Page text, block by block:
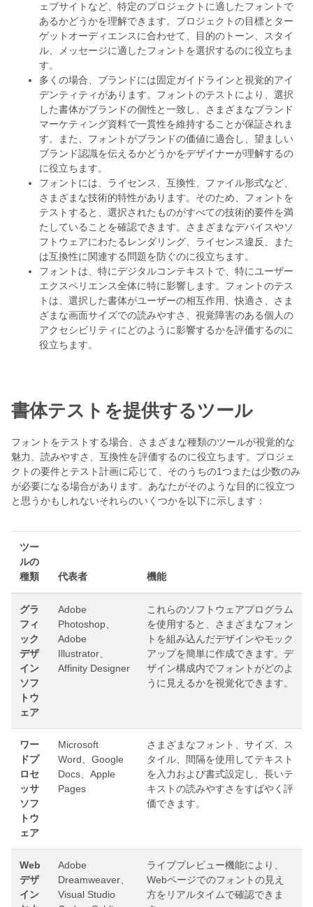
ェブサイトなど、特定のプロジェクトに適したフォントで
あるかどうかを理解できます。プロジェクトの目標とター
ゲットオーディエンスに合わせて、目的のトーン、スタイ
ル、メッセージに適したフォントを選択するのに役立ちま
す。
多くの場合、ブランドには固定ガイドラインと視覚的アイ
デンティティがあります。フォントのテストにより、選択
した書体がブランドの個性と一致し、さまざまなブランド
マーケティング資料で一貫性を維持することが保証されま
す。また、フォントがブランドの価値に適合し、望ましい
ブランド認識を伝えるかどうかをデザイナーが理解するの
に役立ちます。
フォントには、ライセンス、互換性、ファイル形式など、
さまざまな技術的特性があります。そのため、フォントを
テストすると、選択されたものがすべての技術的要件を満
たしていることを確認できます。さまざまなデバイスやソ
フトウェアにわたるレンダリング、ライセンス違反、また
は互換性に関連する問題を防ぐのに役立ちます。
フォントは、特にデジタルコンテキストで、特にユーザー
エクスペリエンス全体に特に影響します。フォントのテス
トは、選択した書体がユーザーの相互作用、快適さ、さま
ざまな画面サイズでの読みやすさ、視覚障害のある個人の
アクセシビリティにどのように影響するかを評価するのに
役立ちます。
書体テストを提供するツール
フォントをテストする場合、さまざまな種類のツールが視覚的な
魅力、読みやすさ、互換性を評価するのに役立ちます。プロジェ
クトの要件とテスト計画に応じて、そのうちの1つまたは少数のみ
が必要になる場合があります。あなたがそのような目的に役立つ
と思うかもしれないそれらのいくつかを以下に示します：
ツー
ルの
種類
代表者 機能
グラ
フィ
ック
デザ
イン
ソフ
トウ
ェア
Adob​​e
Photoshop、
Adobe
Illustrator、
Affinity Designer
これらのソフトウェアプログラム
を使用すると、さまざまなフォン
トを組み込んだデザインやモック
アップを簡単に作成できます。デ
ザイン構成内でフォントがどのよ
うに見えるかを視覚化できます。
ワー
ドプ
ロセ
ッサ
ソフ
トウ
ェア
Microsoft
Word、Google
Docs、Apple
Pages
さまざまなフォント、サイズ、ス
タイル、間隔を使用してテキスト
を入力および書式設定し、長いテ
キストの読みやすさをすばやく評
価できます。
Web
デザ
イン
Adob​​e
Dreamweaver、
Visual Studio
ライブプレビュー機能により、
Webページでのフォントの見え
方をリアルタイムで確認できま